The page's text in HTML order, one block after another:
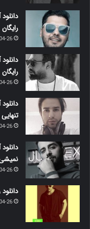
رایگان
26
رایگان
26
26
26
26